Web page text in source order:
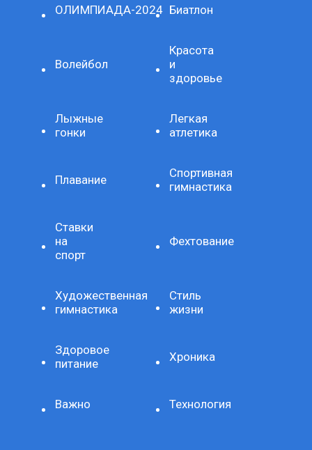
ОЛИМПИАДА-2024 Биатлон
Волейбол
Красота
и
здоровье
Лыжные
гонки
Легкая
атлетика
Плавание
Спортивная
гимнастика
Ставки
на
спорт
Фехтование
Художественная
гимнастика
Стиль
жизни
Здоровое
питание
Хроника
Важно Технология